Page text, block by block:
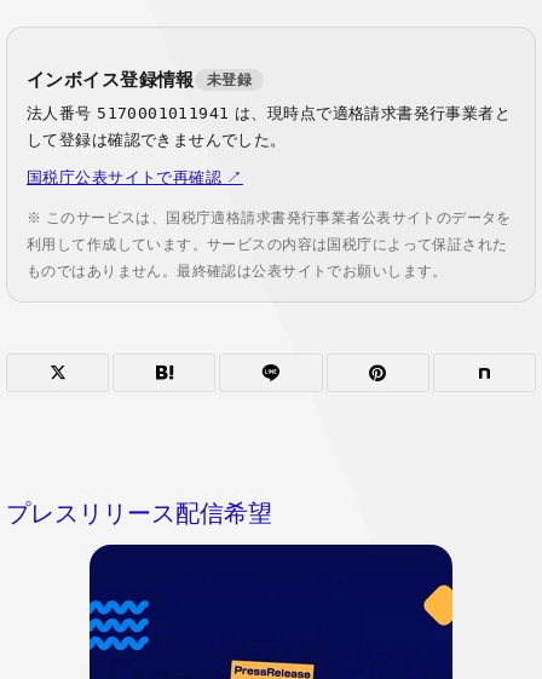
インボイス登録情報 未登録
法人番号 5170001011941 は、現時点で適格請求書発行事業者と
して登録は確認できませんでした。
国税庁公表サイトで再確認 ↗
※ このサービスは、国税庁適格請求書発行事業者公表サイトのデータを
利用して作成しています。サービスの内容は国税庁によって保証された
ものではありません。最終確認は公表サイトでお願いします。
プレスリリース配信希望